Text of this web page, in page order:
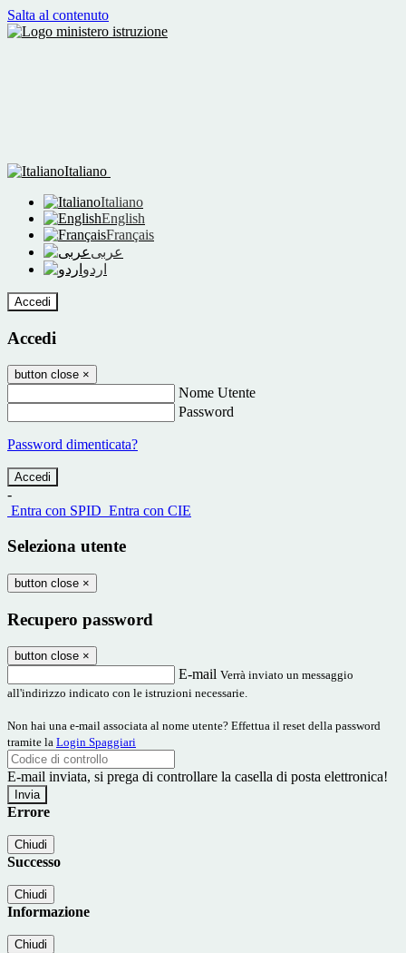
Salta al contenuto
Italiano
Italiano
English
Français
عربى
اردو
Accedi
Accedi
button close ×
Nome Utente
Password
Password dimenticata?
-
Entra con SPID Entra con CIE
Seleziona utente
button close ×
Recupero password
button close ×
E-mail Verrà inviato un messaggio
all'indirizzo indicato con le istruzioni necessarie.
Non hai una e-mail associata al nome utente? Effettua il reset della password
tramite la Login Spaggiari
E-mail inviata, si prega di controllare la casella di posta elettronica!
Errore
Chiudi
Successo
Chiudi
Informazione
Chiudi